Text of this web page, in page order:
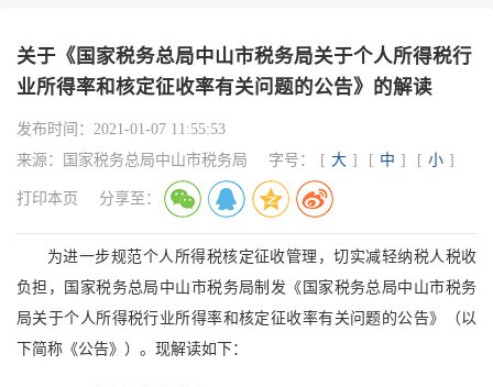
关于《国家税务总局中山市税务局关于个人所得税行
业所得率和核定征收率有关问题的公告》的解读
发布时间： 2021-01-07 11:55:53
来源：
国家税务总局中山市税务局 字号： [ 大 ] [ 中 ] [ 小 ]
打印本页 分享至：
为进一步规范个人所得税核定征收管理，切实减轻纳税人税收
负担，国家税务总局中山市税务局制发《国家税务总局中山市税务
局关于个人所得税行业所得率和核定征收率有关问题的公告》（以
下简称《公告》）。现解读如下：